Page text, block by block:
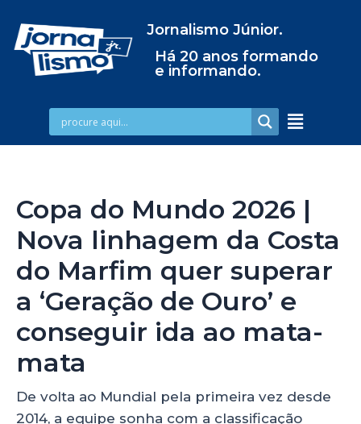
Jornalismo Júnior.
Há 20 anos formando
e informando.
Copa do Mundo 2026 |
Nova linhagem da Costa
do Marfim quer superar
a ‘Geração de Ouro’ e
conseguir ida ao mata-
mata
De volta ao Mundial pela primeira vez desde
2014, a equipe sonha com a classificação